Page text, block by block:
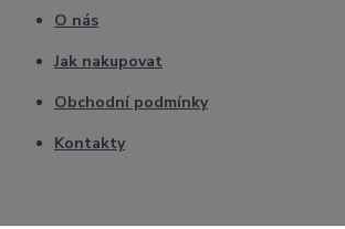
O nás
Jak nakupovat
Obchodní podmínky
Kontakty